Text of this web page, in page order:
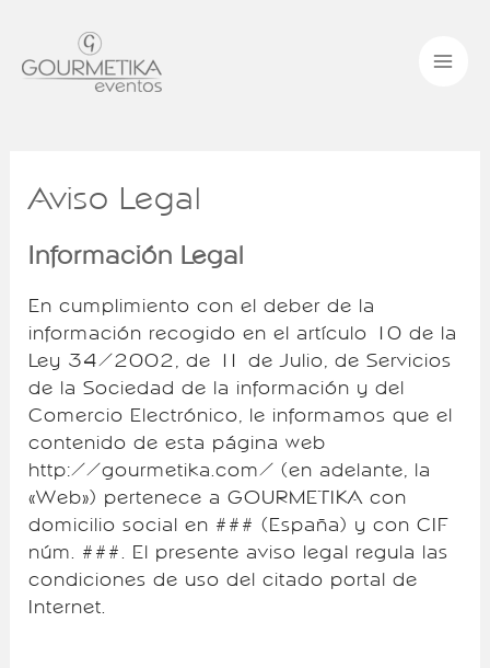
contenido
Aviso Legal
Información Legal
En cumplimiento con el deber de la
información recogido en el artículo 10 de la
Ley 34/2002, de 11 de Julio, de Servicios
de la Sociedad de la información y del
Comercio Electrónico, le informamos que el
contenido de esta página web
http://gourmetika.com/ (en adelante, la
«Web») pertenece a GOURMETIKA con
domicilio social en ### (España) y con CIF
núm. ###. El presente aviso legal regula las
condiciones de uso del citado portal de
Internet.